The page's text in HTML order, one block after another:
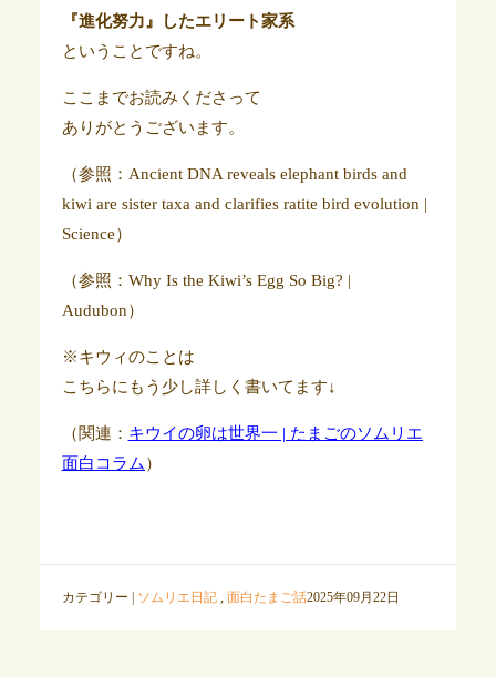
『進化努力』したエリート家系
ということですね。
ここまでお読みくださって
ありがとうございます。
（参照：Ancient DNA reveals elephant birds and
kiwi are sister taxa and clarifies ratite bird evolution |
Science）
（参照：Why Is the Kiwi’s Egg So Big? |
Audubon）
※キウィのことは
こちらにもう少し詳しく書いてます↓
（関連： キウイの卵は世界一 | たまごのソムリエ
面白コラム ）
カテゴリー | ソムリエ日記, 面白たまご話2025年09月22日